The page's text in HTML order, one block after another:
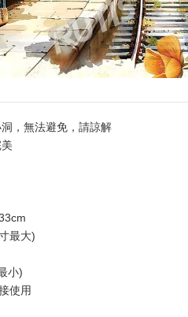
，無法避免，請諒解
最大)
)
使用